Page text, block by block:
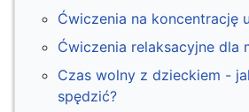
Ćwiczenia na koncentrację
Ćwiczenia relaksacyjne dla
Czas wolny z dzieckiem -
spędzić?